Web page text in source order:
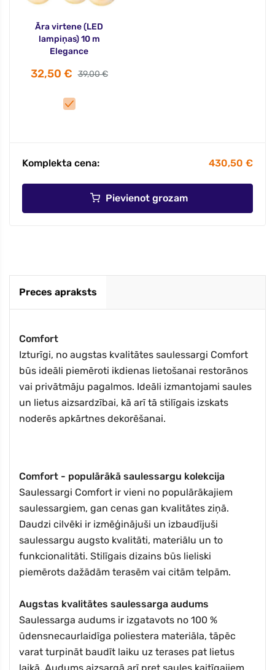
Āra virtene (LED
lampiņas) 10 m
Elegance
32,50 € 39,00 €
Komplekta cena: 430,50 €
Pievienot grozam
Preces apraksts
Comfort
Izturīgi, no augstas kvalitātes saulessargi Comfort
būs ideāli piemēroti ikdienas lietošanai restorānos
vai privātmāju pagalmos. Ideāli izmantojami saules
un lietus aizsardzībai, kā arī tā stilīgais izskats
noderēs apkārtnes dekorēšanai.
Comfort - populārākā saulessargu kolekcija
Saulessargi Comfort ir vieni no populārākajiem
saulessargiem, gan cenas gan kvalitātes ziņā.
Daudzi cilvēki ir izmēģinājuši un izbaudījuši
saulessargu augsto kvalitāti, materiālu un to
funkcionalitāti. Stilīgais dizains būs lieliski
piemērots dažādām terasēm vai citām telpām.
Augstas kvalitātes saulessarga audums
Saulessarga audums ir izgatavots no 100 %
ūdensnecaurlaidīga poliestera materiāla, tāpēc
varat turpināt baudīt laiku uz terases pat lietus